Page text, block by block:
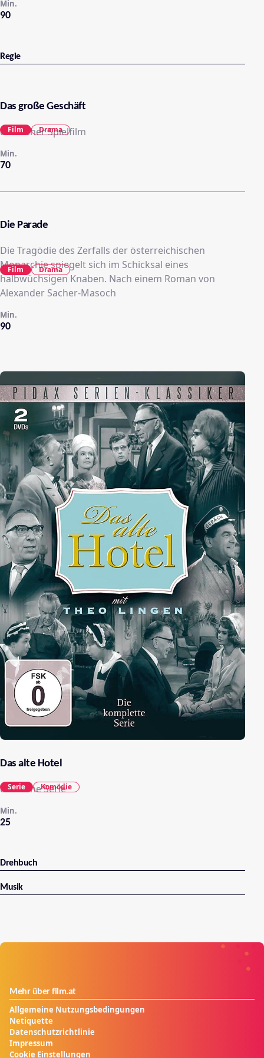
90
Min.
Regie
Das große Geschäft
deutscher Spielfilm
70
Min.
Film Drama
Die Parade
Die Tragödie des Zerfalls der österreichischen
Monarchie spiegelt sich im Schicksal eines
halbwüchsigen Knaben. Nach einem Roman von
Alexander Sacher-Masoch
90
Min.
Film Drama
Das alte Hotel
deutsche Serie
25
Min.
Serie Komödie
Drehbuch
Musik
Mehr über film.at
Allgemeine Nutzungsbedingungen
Netiquette
Datenschutzrichtlinie
Impressum
Cookie Einstellungen